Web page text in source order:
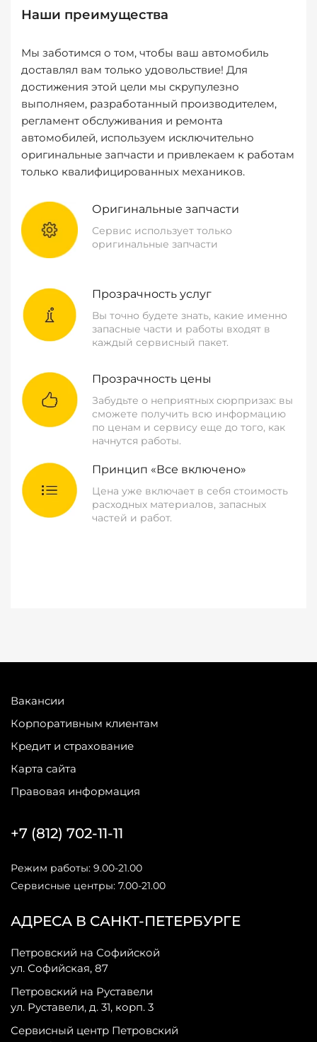
Наши преимущества
Мы заботимся о том, чтобы ваш автомобиль
доставлял вам только удовольствие! Для
достижения этой цели мы скрупулезно
выполняем, разработанный производителем,
регламент обслуживания и ремонта
автомобилей, используем исключительно
оригинальные запчасти и привлекаем к работам
только квалифицированных механиков.
Оригинальные запчасти
Сервис использует только
оригинальные запчасти
Прозрачность услуг
Вы точно будете знать, какие именно
запасные части и работы входят в
каждый сервисный пакет.
Прозрачность цены
Забудьте о неприятных сюрпризах: вы
сможете получить всю информацию
по ценам и сервису еще до того, как
начнутся работы.
Принцип «Все включено»
Цена уже включает в себя стоимость
расходных материалов, запасных
частей и работ.
Вакансии
Корпоративным клиентам
Кредит и страхование
Карта сайта
Правовая информация
АДРЕСА В САНКТ-ПЕТЕРБУРГЕ
Петровский на Софийской
ул. Софийская, 87
Петровский на Руставели
ул. Руставели, д. 31, корп. 3
Сервисный центр Петровский
+7 (812) 702-11-11
Режим работы: 9.00-21.00
Сервисные центры: 7.00-21.00